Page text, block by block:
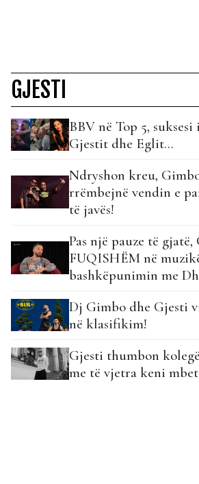
GJESTI
BBV në Top 5,
Gjestit dhe Eglit…
Ndryshon kreu,
rrëmbejnë vendin e
të javës!
Pas një pauze të
FUQISHËM në
bashkëpunimin me
Dj Gimbo dhe Gjesti
në klasifikim!
Gjesti thumbon
me të vjetra keni